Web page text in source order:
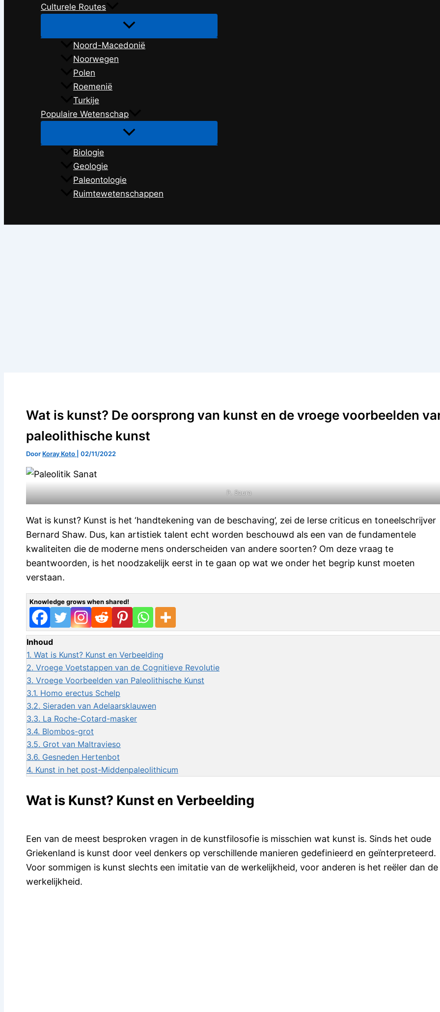
Culturele Routes
Noord-Macedonië
Noorwegen
Polen
Roemenië
Turkije
Populaire Wetenschap
Biologie
Geologie
Paleontologie
Ruimtewetenschappen
Wat is kunst? De oorsprong van kunst en de vroege voorbeelden
paleolithische kunst
Door Koray Koto 02/11/2022
P. Saura
Wat is kunst? Kunst is het ‘handtekening van de beschaving’, zei de Ierse criticus en toneelschrijver
Bernard Shaw. Dus, kan artistiek talent echt worden beschouwd als een van de fundamentele
kwaliteiten die de moderne mens onderscheiden van andere soorten? Om deze vraag te
beantwoorden, is het noodzakelijk eerst in te gaan op wat we onder het begrip kunst moeten
verstaan.
Knowledge grows when shared!
Inhoud
1. Wat is Kunst? Kunst en Verbeelding
2. Vroege Voetstappen van de Cognitieve Revolutie
3. Vroege Voorbeelden van Paleolithische Kunst
3.1. Homo erectus Schelp
3.2. Sieraden van Adelaarsklauwen
3.3. La Roche-Cotard-masker
3.4. Blombos-grot
3.5. Grot van Maltravieso
3.6. Gesneden Hertenbot
4. Kunst in het post-Middenpaleolithicum
Wat is Kunst? Kunst en Verbeelding
Een van de meest besproken vragen in de kunstfilosofie is misschien wat kunst is. Sinds het oude
Griekenland is kunst door veel denkers op verschillende manieren gedefinieerd en geïnterpreteerd.
Voor sommigen is kunst slechts een imitatie van de werkelijkheid, voor anderen is het reëler dan de
werkelijkheid.